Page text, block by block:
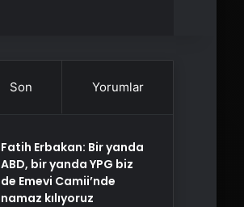
Son Yorumlar
Fatih Erbakan: Bir yanda
ABD, bir yanda YPG biz
de Emevi Camii’nde
namaz kılıyoruz